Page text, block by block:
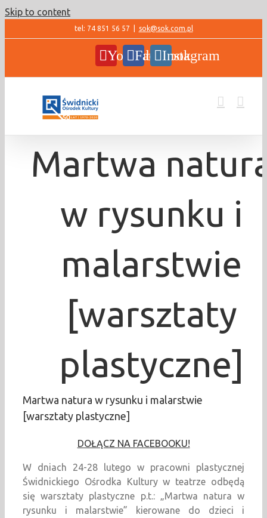
Skip to content
tel: 74 851 56 57 sok@sok.com.pl
YouTubeFacebookInstagram
Martwa
w rysunku i
malarstwie
[warsztaty
plastyczne]
Martwa natura w rysunku i malarstwie
[warsztaty plastyczne]
DOŁĄCZ NA FACEBOOKU!
W dniach 24-28 lutego w pracowni plastycznej
Świdnickiego Ośrodka Kultury w teatrze odbędą
się warsztaty plastyczne p.t.: „Martwa natura w
rysunku i malarstwie” kierowane do dzieci i